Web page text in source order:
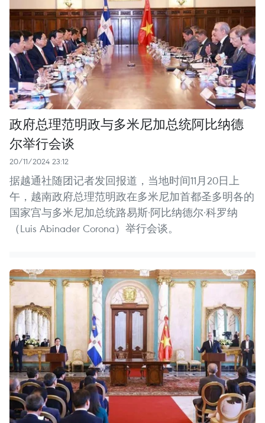
政府总理范明政与多米尼加总统阿比纳德
尔举行会谈
20/11/2024 23:12
据越通社随团记者发回报道，当地时间11月20日上
午，越南政府总理范明政在多米尼加首都圣多明各的
国家宫与多米尼加总统路易斯·阿比纳德尔·科罗纳
（Luis Abinader Corona）举行会谈。